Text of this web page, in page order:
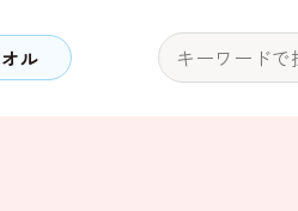
ル